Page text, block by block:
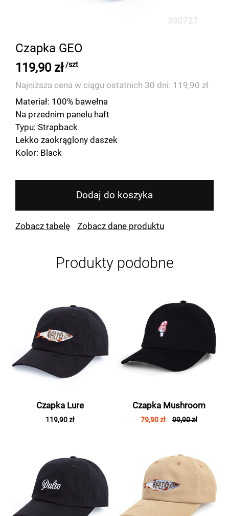
Czapka GEO
330727
119,90 zł /szt
Najniższa cena w ciągu ostatnich 30 dni: 119,90 zł
Materiał: 100% bawełna
Na przednim panelu haft
Typu: Strapback
Lekko zaokrąglony daszek
Kolor: Black
Dodaj do koszyka
Zobacz tabelę Zobacz dane produktu
Produkty podobne
Czapka Lure
119,90 zł
Czapka Mushroom
79,90 zł 99,90 zł